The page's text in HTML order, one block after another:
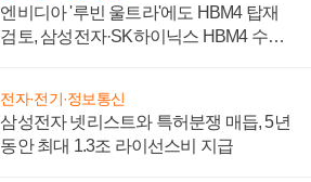
엔비디아 '루빈 울트라'에도 HBM4 탑재
검토, 삼성전자·SK하이닉스 HBM4 수율
전자·전기·정보통신
삼성전자 넷리스트와 특허분쟁 매듭, 5년
동안 최대 1.3조 라이선스비 지급